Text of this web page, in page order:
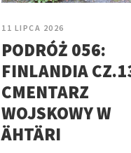
11 LIPCA 2026
PODRÓŻ 056:
FINLANDIA
CMENTARZ
WOJSKOWY W
ÄHTÄRI